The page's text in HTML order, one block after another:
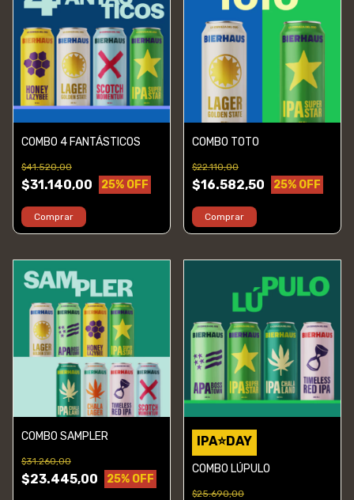
COMBO 4 FANTÁSTICOS
$31.140,00
$41.520,00
25% OFF
Comprar
COMBO TOTO
$16.582,50
$22.110,00
25% OFF
Comprar
COMBO SAMPLER
$23.445,00
$31.260,00
25% OFF
COMBO LÚPULO
$25.690,00
IPA⭐DAY